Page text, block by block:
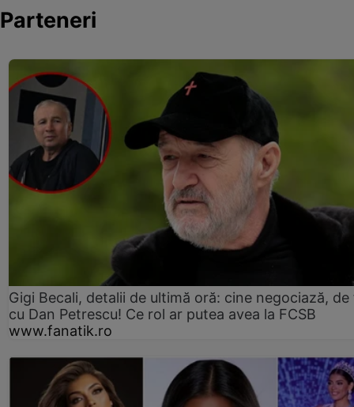
Parteneri
Gigi Becali, detalii de ultimă oră: cine negociază,
cu Dan Petrescu! Ce rol ar putea avea la FCSB
www.fanatik.ro